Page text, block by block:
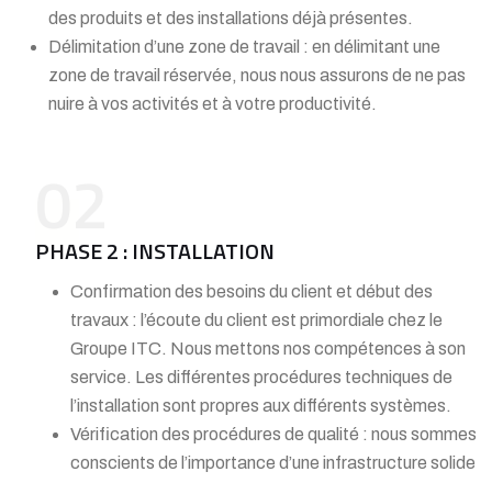
des produits et des installations déjà présentes.
Délimitation d’une zone de travail : en délimitant une
zone de travail réservée, nous nous assurons de ne pas
nuire à vos activités et à votre productivité.
PHASE 2 : INSTALLATION
Confirmation des besoins du client et début des
travaux : l’écoute du client est primordiale chez le
Groupe ITC. Nous mettons nos compétences à son
service. Les différentes procédures techniques de
l’installation sont propres aux différents systèmes.
Vérification des procédures de qualité : nous sommes
conscients de l’importance d’une infrastructure solide